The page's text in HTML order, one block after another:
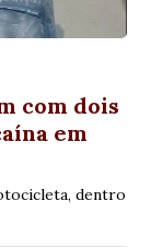
com dois
em
dentro